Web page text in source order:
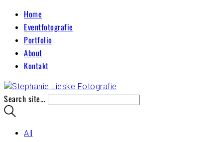
Home
Eventfotografie
Portfolio
About
Kontakt
Search site...
All